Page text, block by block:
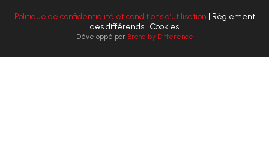
Politique de confidentialité et conditions d’utilisation| Règlement
des différends | Cookies
Développé par Brand by Difference